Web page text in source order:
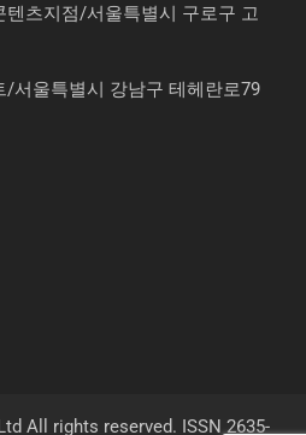
츠지점/서울특별시 구로구 고
서울특별시 강남구 테헤란로79
All rights reserved. ISSN 2635-